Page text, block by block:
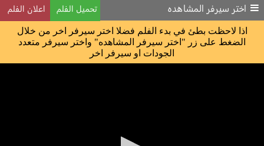
تحميل الفلم اعلان الفلم اختر سيرفر المشاهده
اذا لاحظت بطئ في بدء الفلم فضلا اختر سيرفر اخر من خلال
الضغط على زر "اختر سيرفر المشاهده" واختر سيرفر متعدد
الجودات او سيرفر اخر